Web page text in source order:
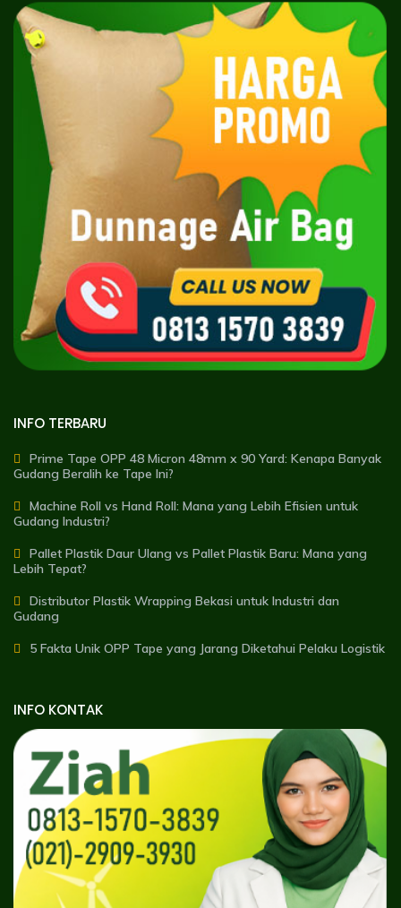
INFO TERBARU
Prime Tape OPP 48 Micron 48mm x 90 Yard: Kenapa Banyak
Gudang Beralih ke Tape Ini?
Machine Roll vs Hand Roll: Mana yang Lebih Efisien untuk
Gudang Industri?
Pallet Plastik Daur Ulang vs Pallet Plastik Baru: Mana yang
Lebih Tepat?
Distributor Plastik Wrapping Bekasi untuk Industri dan
Gudang
5 Fakta Unik OPP Tape yang Jarang Diketahui Pelaku Logistik
INFO KONTAK